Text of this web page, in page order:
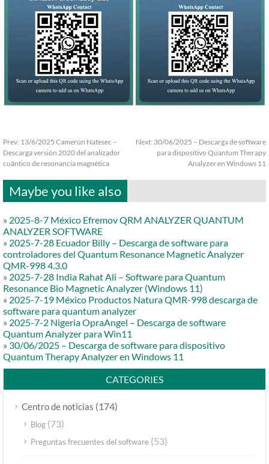
Prev: 13/6/2025 Camerún Natesec –
Descarga versión 2020 del analizador
cuántico de resonancia magnética
Next: 30/06/2025 – Descarga de software
para dispositivo Quantum Therapy
Analyzer en Windows 11
Maybe you like also
» 2025-8-7 México Efremov QRM ANALYZER QUANTUM
ANALYZER SOFTWARE
» 2025-7-28 Ecuador Billy – Descarga de software para
controladores del Quantum Resonance Magnetic Analyzer
QMR-998 4.3.0
» 2025-7-28 India Rahat Ali – Software para Quantum
Resonance Bio Magnetic Analyzer (Windows 11)
» 2025-7-19 México Productos Natura QMR-998 descarga de
software para quantum analyzer
» 2025-7-2 Nigeria OpraAngel – Descarga de software
Quantum Analyzer para Win11
» 30/06/2025 – Descarga de software para dispositivo
Quantum Therapy Analyzer en Windows 11
CATEGORIES
Centro de noticias (174)
Blog (73)
Preguntas frecuentes del software (53)